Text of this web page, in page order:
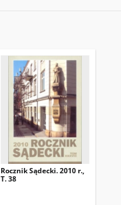
Rocznik Sądecki. 2010 r.,
T. 38